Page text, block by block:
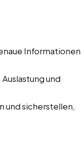
Informationen
und
und sicherstellen,